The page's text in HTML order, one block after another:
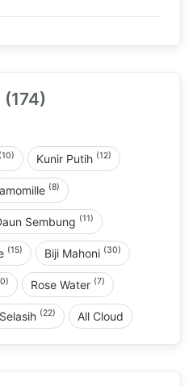
(10) Kunir Putih (12)
(8)
Sembung (11)
(15) Biji Mahoni (30)
Rose Water (7)
(22) All Cloud